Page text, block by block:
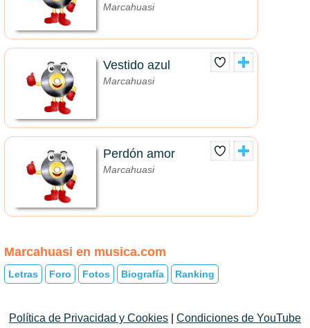
Marcahuasi
Vestido azul
Marcahuasi
Perdón amor
Marcahuasi
Marcahuasi en musica.com
Letras Foro Fotos Biografía Ranking
Política de Privacidad y Cookies Condiciones de YouTube